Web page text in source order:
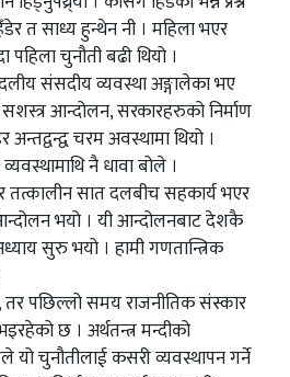
त साध्य हुन्थेन नी । महिला भएर
पहिला चुनौती बढी थियो ।
संसदीय व्यवस्था अङ्गालेका भए
आन्दोलन, सरकारहरुको निर्माण
अन्तद्वन्द्व चरम अवस्थामा थियो ।
नै धावा बोले ।
तत्कालीन सात दलबीच सहकार्य भएर
भयो । यी आन्दोलनबाट देशकै
सुरु भयो । हामी गणतान्त्रिक
पछिल्लो समय राजनीतिक संस्कार
छ । अर्थतन्त्र मन्दीको
चुनौतीलाई कसरी व्यवस्थापन गर्ने